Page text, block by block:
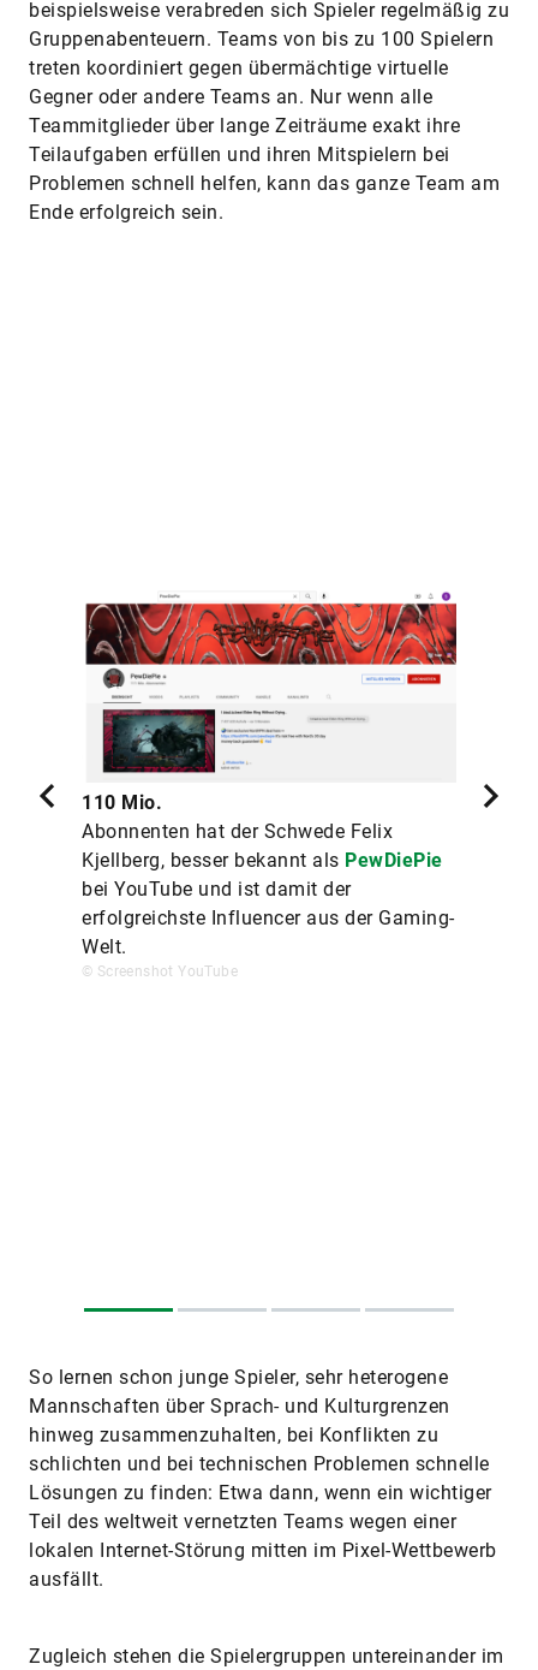
beispielsweise verabreden sich Spieler regelmäßig zu
Gruppenabenteuern. Teams von bis zu 100 Spielern
treten koordiniert gegen übermächtige virtuelle
Gegner oder andere Teams an. Nur wenn alle
Teammitglieder über lange Zeiträume exakt ihre
Teilaufgaben erfüllen und ihren Mitspielern bei
Problemen schnell helfen, kann das ganze Team am
Ende erfolgreich sein.
110 Mio.
Abonnenten hat der Schwede Felix
Kjellberg, besser bekannt als PewDiePie
bei YouTube und ist damit der
erfolgreichste Influencer aus der Gaming-
Welt.
© Screenshot YouTube
So lernen schon junge Spieler, sehr heterogene
Mannschaften über Sprach- und Kulturgrenzen
hinweg zusammenzuhalten, bei Konflikten zu
schlichten und bei technischen Problemen schnelle
Lösungen zu finden: Etwa dann, wenn ein wichtiger
Teil des weltweit vernetzten Teams wegen einer
lokalen Internet-Störung mitten im Pixel-Wettbewerb
ausfällt.
Zugleich stehen die Spielergruppen untereinander im